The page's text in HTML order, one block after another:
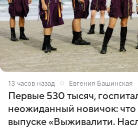
13 часов назад Евгения Башинская
Первые 530 тысяч,
неожиданный новичок: что
выпуске «Выживалити.